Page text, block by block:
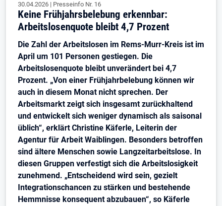
30.04.2026 | Presseinfo Nr. 16
Keine Frühjahrsbelebung erkennbar:
Arbeitslosenquote bleibt 4,7 Prozent
Die Zahl der Arbeitslosen im Rems-Murr-Kreis ist im
April um 101 Personen gestiegen. Die
Arbeitslosenquote bleibt unverändert bei 4,7
Prozent. „Von einer Frühjahrbelebung können wir
auch in diesem Monat nicht sprechen. Der
Arbeitsmarkt zeigt sich insgesamt zurückhaltend
und entwickelt sich weniger dynamisch als saisonal
üblich“, erklärt Christine Käferle, Leiterin der
Agentur für Arbeit Waiblingen. Besonders betroffen
sind ältere Menschen sowie Langzeitarbeitslose. In
diesen Gruppen verfestigt sich die Arbeitslosigkeit
zunehmend. „Entscheidend wird sein, gezielt
Integrationschancen zu stärken und bestehende
Hemmnisse konsequent abzubauen“, so Käferle